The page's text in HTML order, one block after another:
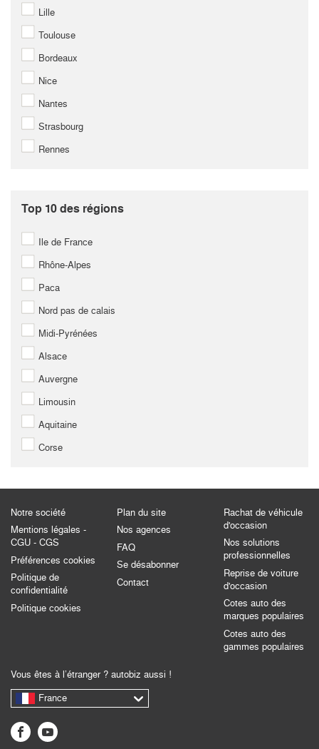
Lille
Toulouse
Bordeaux
Nice
Nantes
Strasbourg
Rennes
Top 10 des régions
Ile de France
Rhône-Alpes
Paca
Nord pas de calais
Midi-Pyrénées
Alsace
Auvergne
Limousin
Aquitaine
Corse
Notre société
Mentions légales -
CGU - CGS
Préférences cookies
Politique de
confidentialité
Politique cookies
Plan du site
Nos agences
FAQ
Se désabonner
Contact
Rachat de véhicule
d'occasion
Nos solutions
professionnelles
Reprise de voiture
d'occasion
Cotes auto des
marques populaires
Cotes auto des
gammes populaires
Vous êtes à l’étranger ? autobiz aussi !
France